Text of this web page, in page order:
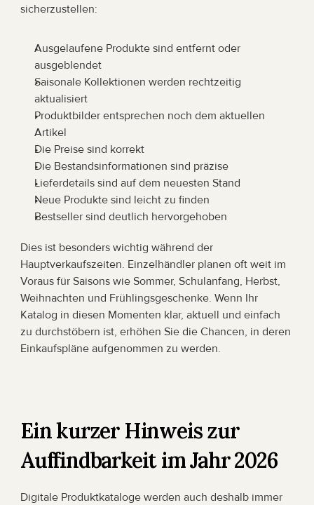
sicherzustellen:
Ausgelaufene Produkte sind entfernt oder
ausgeblendet
Saisonale Kollektionen werden rechtzeitig
aktualisiert
Produktbilder entsprechen noch dem aktuellen
Artikel
Die Preise sind korrekt
Die Bestandsinformationen sind präzise
Lieferdetails sind auf dem neuesten Stand
Neue Produkte sind leicht zu finden
Bestseller sind deutlich hervorgehoben
Dies ist besonders wichtig während der
Hauptverkaufszeiten. Einzelhändler planen oft weit im
Voraus für Saisons wie Sommer, Schulanfang, Herbst,
Weihnachten und Frühlingsgeschenke. Wenn Ihr
Katalog in diesen Momenten klar, aktuell und einfach
zu durchstöbern ist, erhöhen Sie die Chancen, in deren
Einkaufspläne aufgenommen zu werden.
Ein kurzer Hinweis zur
Auffindbarkeit im Jahr 2026
Digitale Produktkataloge werden auch deshalb immer